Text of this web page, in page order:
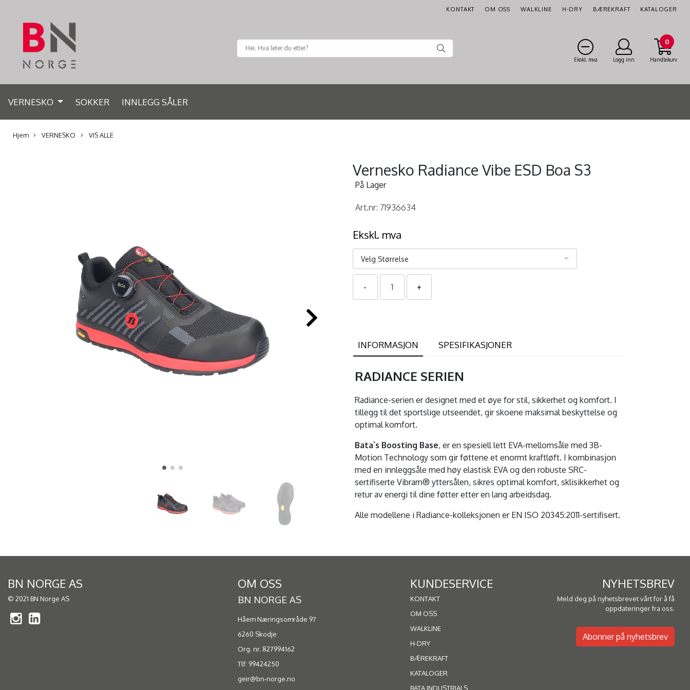
KONTAKT OM OSS WALKLINE H-DRY BÆREKRAFT KATALOGER
Ekskl. mva Logg inn
0
Handlekurv
VERNESKO SOKKER INNLEGG SÅLER
Hjem VERNESKO VIS ALLE
Vernesko Radiance Vibe ESD Boa S3
På Lager
Art.nr: 71936634
Ekskl. mva
Velg Størrelse
INFORMASJON SPESIFIKASJONER
RADIANCE SERIEN
Radiance-serien er designet med et øye for stil, sikkerhet og komfort. I
tillegg til det sportslige utseendet, gir skoene maksimal beskyttelse og
optimal komfort.
Bata`s Boosting Base, er en spesiell lett EVA-mellomsåle med 3B-
Motion Technology som gir føttene et enormt kraftløft. I kombinasjon
med en innleggsåle med høy elastisk EVA og den robuste SRC-
sertifiserte Vibram® yttersålen, sikres optimal komfort, sklisikkerhet og
retur av energi til dine føtter etter en lang arbeidsdag.
Alle modellene i Radiance-kolleksjonen er EN ISO 20345:2011-sertifisert.
BN NORGE AS
© 2021 BN Norge AS
OM OSS
BN NORGE AS
Håem Næringsområde 97
6260 Skodje
Org. nr. 827994162
Tlf: 99424250
geir@bn-norge.no
KUNDESERVICE
KONTAKT
OM OSS
WALKLINE
H-DRY
BÆREKRAFT
KATALOGER
BATA INDUSTRIALS
NYHETSBREV
Meld deg på nyhetsbrevet vårt for å få
oppdateringer fra oss.
Abonner på nyhetsbrev